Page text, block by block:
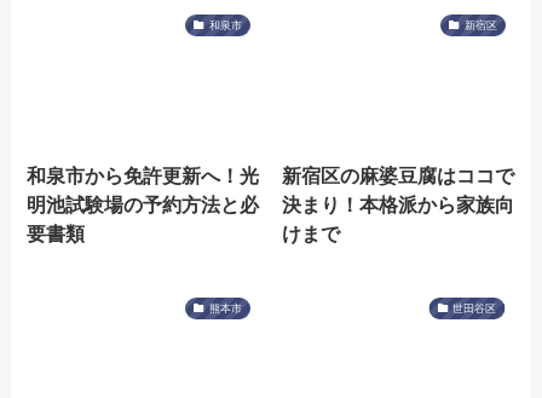
和泉市
和泉市から免許更新へ！光
明池試験場の予約方法と必
要書類
新宿区
新宿区の麻婆豆腐はココで
決まり！本格派から家族向
けまで
熊本市 世田谷区